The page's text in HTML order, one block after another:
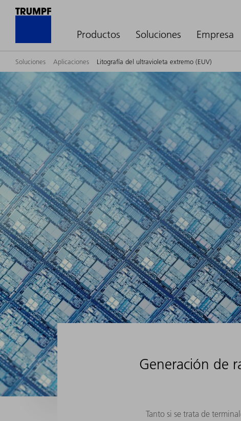
Productos Soluciones Empresa
Soluciones Aplicaciones Litografía del ultravioleta extremo (EUV)
Generación de
Tanto si se trata de